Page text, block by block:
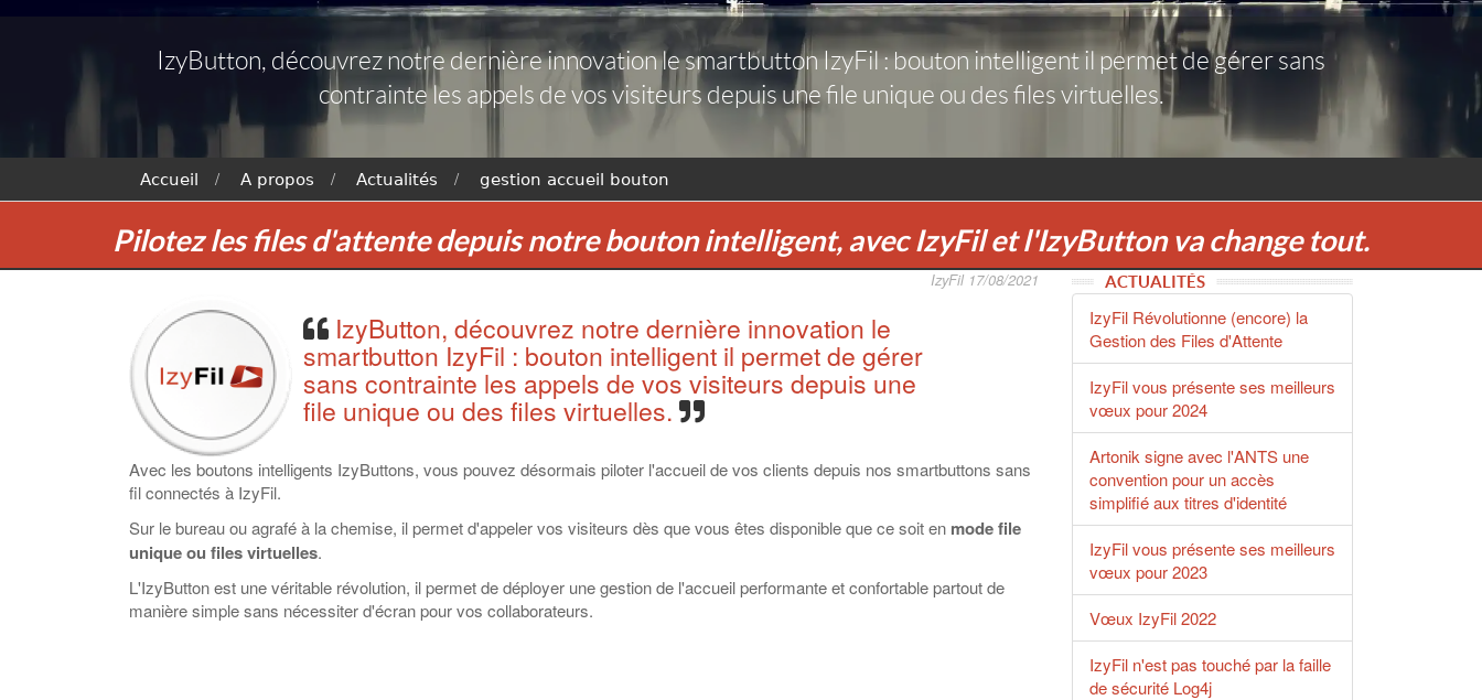
IzyButton, découvrez notre dernière innovation le smartbutton IzyFil : bouton intelligent il permet de gérer sans
contrainte les appels de vos visiteurs depuis une file unique ou des files virtuelles.
Accueil A propos Actualités gestion accueil bouton
Pilotez les files d'attente depuis notre bouton intelligent, avec IzyFil et l'IzyButton va change tout.
IzyFil 17/08/2021
IzyButton, découvrez notre dernière innovation le
smartbutton IzyFil : bouton intelligent il permet de gérer
sans contrainte les appels de vos visiteurs depuis une
file unique ou des files virtuelles.
Avec les boutons intelligents IzyButtons, vous pouvez désormais piloter l'accueil de vos clients depuis nos smartbuttons sans
fil connectés à IzyFil.
Sur le bureau ou agrafé à la chemise, il permet d'appeler vos visiteurs dès que vous êtes disponible que ce soit en mode file
unique ou files virtuelles.
L'IzyButton est une véritable révolution, il permet de déployer une gestion de l'accueil performante et confortable partout de
manière simple sans nécessiter d'écran pour vos collaborateurs.
ACTUALITÉS
IzyFil Révolutionne (encore) la
Gestion des Files d'Attente
IzyFil vous présente ses meilleurs
vœux pour 2024
Artonik signe avec l'ANTS une
convention pour un accès
simplifié aux titres d'identité
IzyFil vous présente ses meilleurs
vœux pour 2023
Vœux IzyFil 2022
IzyFil n'est pas touché par la faille
de sécurité Log4j